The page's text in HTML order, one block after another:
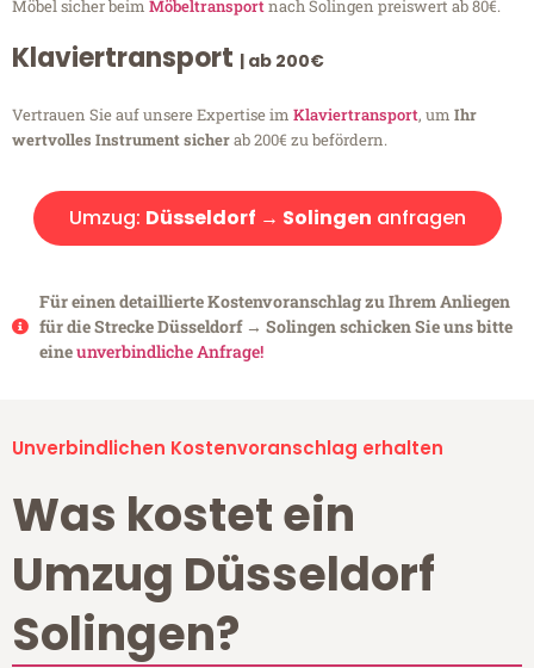
Möbel sicher beim Möbeltransportnach Solingen preiswert ab 80€.
Klaviertransport | ab 200€
Vertrauen Sie auf unsere Expertise im Klaviertransport, um Ihr
wertvolles Instrument sicherab 200€ zu befördern.
Umzug: Düsseldorf → Solingen anfragen
Für einen detaillierte Kostenvoranschlag zu Ihrem Anliegen
für die Strecke Düsseldorf → Solingen schicken Sie uns bitte
eineunverbindliche Anfrage!
Unverbindlichen Kostenvoranschlag erhalten
Was kostet ein
Umzug Düsseldorf
Solingen?